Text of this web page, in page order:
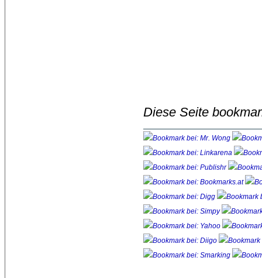
Diese Seite